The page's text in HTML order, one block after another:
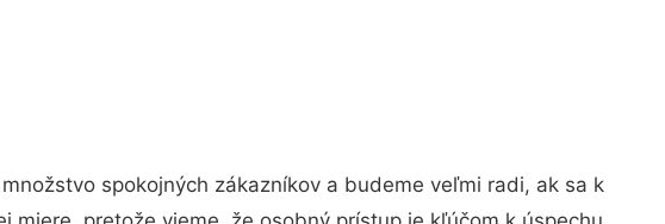
spokojných zákazníkov a budeme veľmi radi, ak sa k